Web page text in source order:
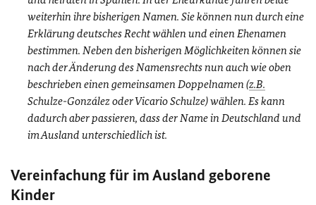
weiterhin ihre bisherigen Namen. Sie können nun durch eine
Erklärung deutsches Recht wählen und einen Ehenamen
bestimmen. Neben den bisherigen Möglichkeiten können sie
nach der Änderung des Namensrechts nun auch wie oben
beschrieben einen gemeinsamen Doppelnamen (z.B.
Schulze-González oder Vicario Schulze) wählen. Es kann
dadurch aber passieren, dass der Name in Deutschland und
im Ausland unterschiedlich ist.
Vereinfachung für im Ausland geborene
Kinder